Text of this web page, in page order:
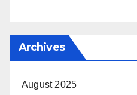
Archives
August 2025